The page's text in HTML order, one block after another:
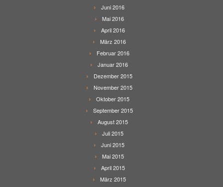
Juni 2016
Mai 2016
April 2016
März 2016
Februar 2016
Januar 2016
Dezember 2015
November 2015
Oktober 2015
September 2015
August 2015
Juli 2015
Juni 2015
Mai 2015
April 2015
März 2015